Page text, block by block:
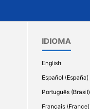
IDIOMA
English
Español (España)
Português (Brasil)
Français (France)